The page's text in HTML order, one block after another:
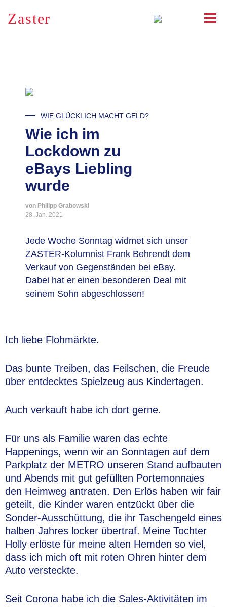
RSS
Zaster
WIE GLÜCKLICH MACHT GELD?
Wie ich im
Lockdown zu
eBays Liebling
wurde
von Philipp Grabowski
28. Jan. 2021
Jede Woche Sonntag widmet sich unser
ZASTER-Kolumnist Frank Behrendt dem
Verkauf von Gegenständen bei eBay.
Dabei hat er einen besonderen Deal mit
seinem Sohn abgeschlossen!
Ich liebe Flohmärkte.
Das bunte Treiben, das Feilschen, die Freude
über entdecktes Spielzeug aus Kindertagen.
Auch verkauft habe ich dort gerne.
Für uns als Familie waren das echte
Happenings, wenn wir an Sonntagen auf dem
Parkplatz der METRO unseren Stand aufbauten
und Abends mit gut gefüllten Portemonnaies
den Heimweg antraten. Den Erlös haben wir fair
geteilt, die Kinder waren entzückt über die
Sonder-Ausschüttung, die ihr Taschengeld eines
halben Jahres locker übertraf. Meine Tochter
Holly erlöste für meine alten Hemden so viel,
dass ich mich oft mit roten Ohren hinter dem
Auto versteckte.
Seit Corona habe ich die Sales-Aktivitäten im